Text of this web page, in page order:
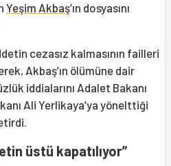
Yeşim Akbaş’ın dosyasını
cezasız kalmasının failleri
Akbaş’ın ölümüne dair
iddialarını Adalet Bakanı
Ali Yerlikaya’ya yönelttiği
üstü kapatılıyor”